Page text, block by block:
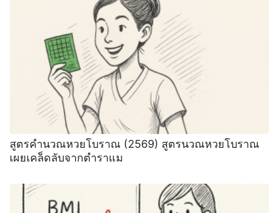
สูตรคำนวณหวยโบราณ (2569) สูตรนวณหวยโบราณ
เผยเคล็ดลับจากตำราแม